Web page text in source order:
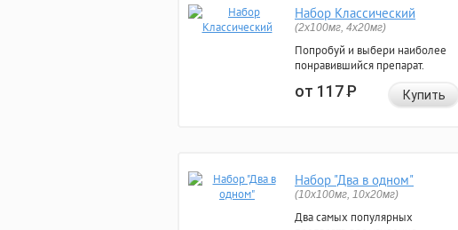
Набор Классический
(2x100мг, 4x20мг)
Попробуй и выбери наиболее
понравившийся препарат.
от 117Р Купить
Набор "Два в одном"
(10x100мг, 10x20мг)
Два самых популярных